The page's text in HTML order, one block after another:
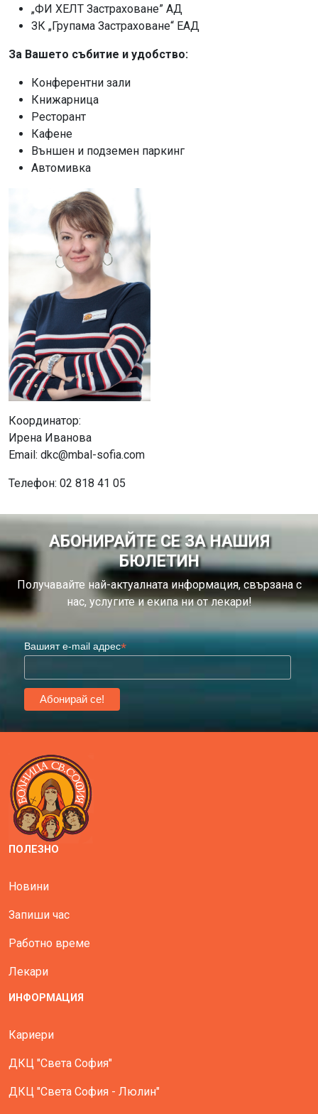
„ФИ ХЕЛТ Застраховане” АД
ЗК „Групама Застраховане“ ЕАД
За Вашето събитие и удобство:
Конферентни зали
Книжарница
Ресторант
Кафене
Външен и подземен паркинг
Автомивка
Координатор:
Ирена Иванова
Email: dkc@mbal-sofia.com
Телефон: 02 818 41 05
АБОНИРАЙТЕ СЕ ЗА НАШИЯ
БЮЛЕТИН
Получавайте най-актуалната информация, свързана с
нас, услугите и екипа ни от лекари!
Вашият e-mail адрес*
ПОЛЕЗНО
Новини
Запиши час
Работно време
Лекари
ИНФОРМАЦИЯ
Кариери
ДКЦ "Света София"
ДКЦ "Света София - Люлин"